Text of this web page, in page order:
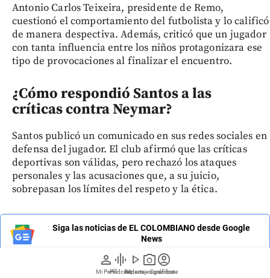
person
Mi Perfil
graphic_eq
Pódcast
play_arrow
Videos
photo_camera
Reportajes gráficos
account_circle
Suscríbete
Antonio Carlos Teixeira, presidente de Remo,
cuestionó el comportamiento del futbolista y lo calificó
de manera despectiva. Además, criticó que un jugador
con tanta influencia entre los niños protagonizara ese
tipo de provocaciones al finalizar el encuentro.
¿Cómo respondió Santos a las
críticas contra Neymar?
Santos publicó un comunicado en sus redes sociales en
defensa del jugador. El club afirmó que las críticas
deportivas son válidas, pero rechazó los ataques
personales y las acusaciones que, a su juicio,
sobrepasan los límites del respeto y la ética.
Siga las noticias de EL COLOMBIANO desde Google
News